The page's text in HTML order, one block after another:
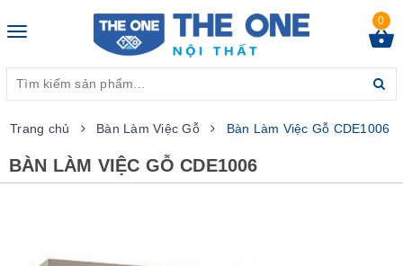
Toggle
0
Trang chủ Bàn Làm Việc Gỗ Bàn Làm Việc Gỗ CDE1006
BÀN LÀM VIỆC GỖ CDE1006